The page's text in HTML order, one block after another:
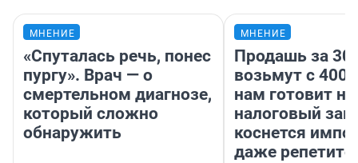
МНЕНИЕ
«Спуталась речь, понес
пургу». Врач — о
смертельном диагнозе,
который сложно
обнаружить
МНЕНИЕ
Продашь за
возьмут с
нам готовит
налоговый
коснется
даже